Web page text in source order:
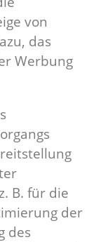
von
das
Werbung
B. für die
der
des